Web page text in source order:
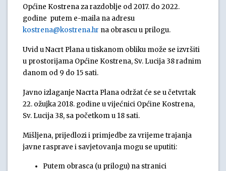
Općine Kostrena za razdoblje od 2017. do 2022.
godine putem e-maila na adresu
kostrena@kostrena.hr na obrascu u prilogu.
Uvid u Nacrt Plana u tiskanom obliku može se izvršiti
u prostorijama Općine Kostrena, Sv. Lucija 38 radnim
danom od 9 do 15 sati.
Javno izlaganje Nacrta Plana održat će se u četvrtak
22. ožujka 2018. godine u vijećnici Općine Kostrena,
Sv. Lucija 38, sa početkom u 18 sati.
Mišljena, prijedlozi i primjedbe za vrijeme trajanja
javne rasprave i savjetovanja mogu se uputiti:
Putem obrasca (u prilogu) na stranici